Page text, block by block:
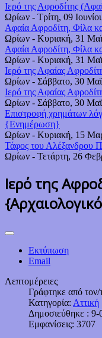
Ιερό της Αφροδίτης
Ωρίων - Τρίτη, 09
Αφαία Αφροδίτη, Φίλα
Ωρίων - Κυριακή, 31
Αφαία Αφροδίτη, Φίλα
Ωρίων - Κυριακή, 31
Ιερό της Αφαίας
Ωρίων - Σάββατο, 30
Ιερό της Αφαίας
Ωρίων - Σάββατο, 30
Επιστροφή χρημάτων
{Ενημέρωση}
Ωρίων - Κυριακή, 15
Τάφος του Αλέξανδρου
Ωρίων - Τετάρτη, 26
Ιερό της
Εκτύπωση
Email
Λεπτομέρειες
Γράφτηκε από τον/
Κατηγορία: Αττική
Δημοσιεύθηκε :
Εμφανίσεις: 3707